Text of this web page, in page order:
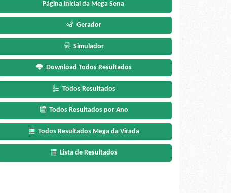
Página inicial da Mega Sena
Gerador
Simulador
Download Todos Resultados
Todos Resultados
Todos Resultados por Ano
Todos Resultados Mega da Virada
Lista de Resultados